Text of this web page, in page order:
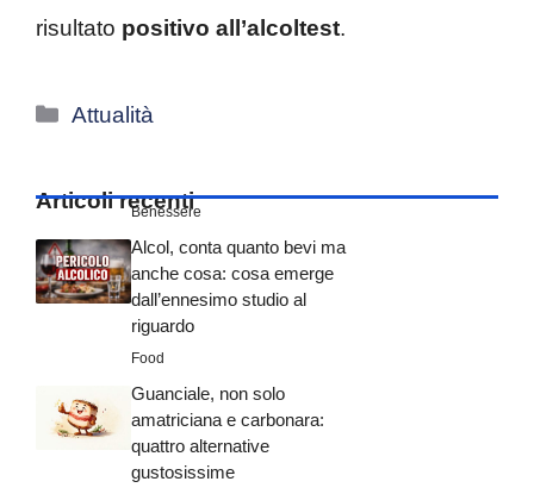
risultato positivo all’alcoltest.
Categorie
Attualità
Articoli recenti
Benessere
Alcol, conta quanto bevi ma
anche cosa: cosa emerge
dall’ennesimo studio al
riguardo
Food
Guanciale, non solo
amatriciana e carbonara:
quattro alternative
gustosissime